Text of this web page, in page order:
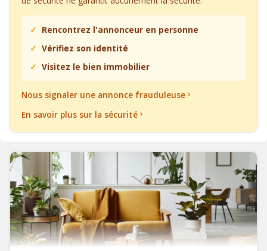
Rencontrez l'annonceur en personne
Vérifiez son identité
Visitez le bien immobilier
Nous signaler une annonce frauduleuse
En savoir plus sur la sécurité